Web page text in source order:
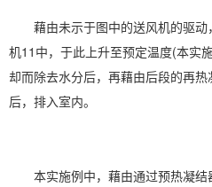
藉由未示于图中的送风机的驱动
机11中，于此上升至预定温度(本
却而除去水分后，再藉由后段的再
后，排入室内。
本实施例中，藉由通过预热凝结